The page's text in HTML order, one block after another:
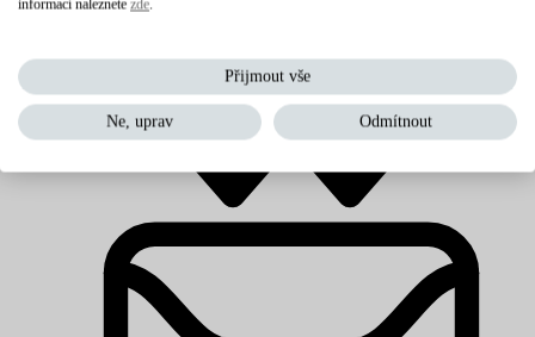
Levné matrace
informací naleznete zde.
Přijmout vše
Ne, uprav Odmítnout